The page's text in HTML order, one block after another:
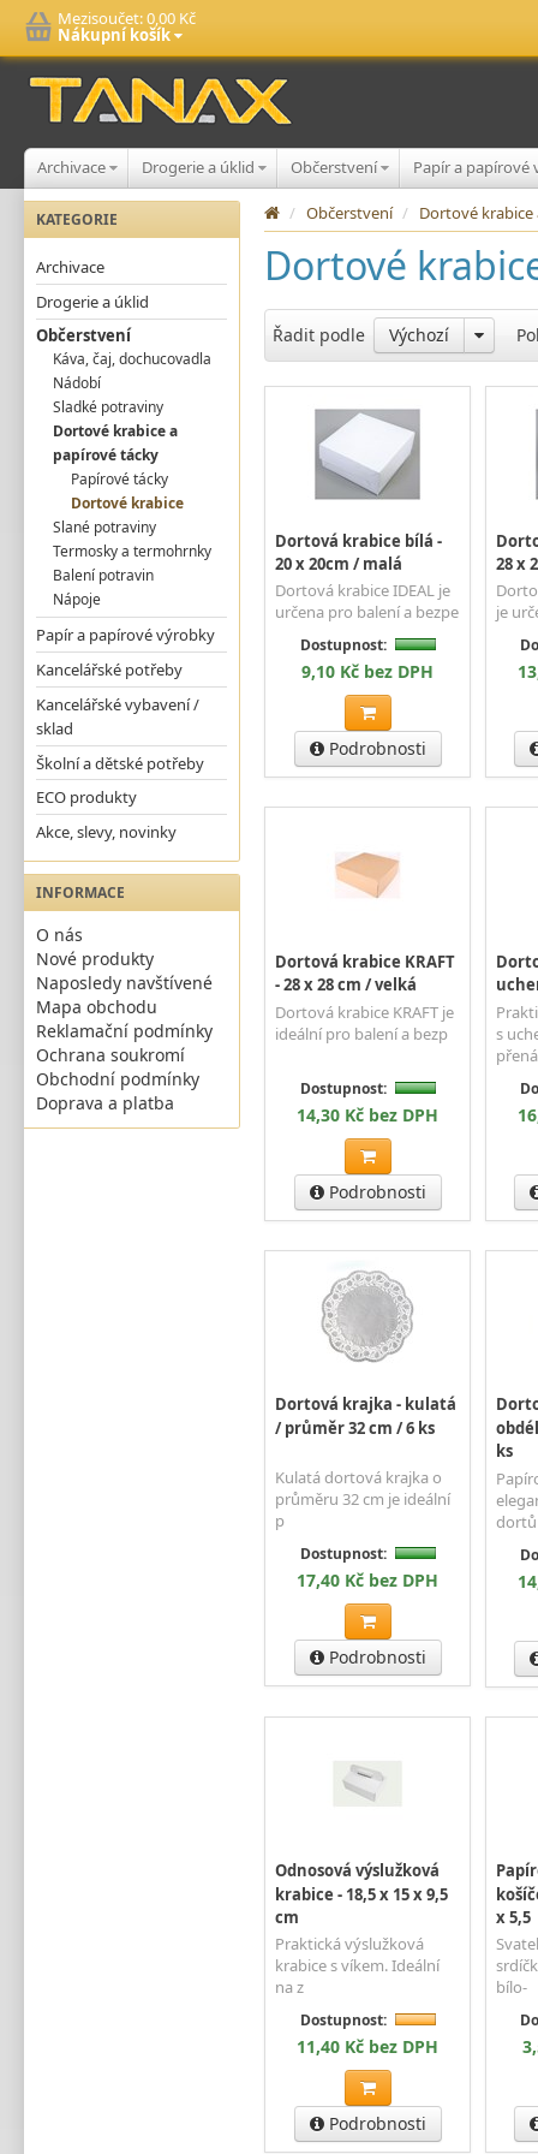
Mezisoučet:0,00 Kč
Nákupní košík
Archivace Drogerie a úklid Občerstvení Papír a
KATEGORIE
Archivace
Drogerie a úklid
Občerstvení
Káva, čaj, dochucovadla
Nádobí
Sladké potraviny
Dortové krabice a
papírové tácky
Papírové tácky
Dortové krabice
Slané potraviny
Termosky a termohrnky
Balení potravin
Nápoje
Papír a papírové výrobky
Kancelářské potřeby
Kancelářské vybavení /
sklad
Školní a dětské potřeby
ECO produkty
Akce, slevy, novinky
INFORMACE
O nás
Nové produkty
Naposledy navštívené
Mapa obchodu
Reklamační podmínky
Ochrana soukromí
Obchodní podmínky
Doprava a platba
/ Občerstvení / Dortové
Dortové
Řadit podle Výchozí
Dortová krabice bílá -
20 x 20cm / malá
Dortová krabice IDEAL je
určena pro balení a bezpe
Dostupnost:
9,10 Kč bez DPH
Podrobnosti
28 x
je
Dortová krabice KRAFT
- 28 x 28 cm / velká
Dortová krabice KRAFT je
ideální pro balení a bezp
Dostupnost:
14,30 Kč bez DPH
Podrobnosti
s
přená
Dortová krajka - kulatá
/ průměr 32 cm / 6 ks
Kulatá dortová krajka o
průměru 32 cm je ideální
p
Dostupnost:
17,40 Kč bez DPH
Podrobnosti
ks
dortů
Odnosová výslužková
krabice - 18,5 x 15 x 9,5
cm
Praktická výslužková
krabice s víkem. Ideální
na z
Dostupnost:
11,40 Kč bez DPH
Podrobnosti
x 5,5
bílo-